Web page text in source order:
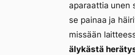
aparaattia unen
se painaa ja
missään
älykästä